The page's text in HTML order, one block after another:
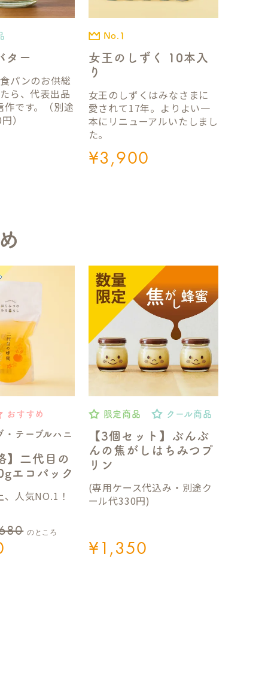
ター
パンのお供総
ら、代表出品
作です。（別途
）
No.1
女王のしずく 10本入
り
女王のしずくはみなさまに
愛されて17年。よりよい一
本にリニューアルいたしまし
た。
¥3,900
おすすめ
・テーブルハニ
】二代目の
エコパック
人気NO.1！
のところ
限定商品 クール商品
【3個セット】ぶんぶ
んの焦がしはちみつプ
リン
(専用ケース代込み・別途ク
ール代330円)
¥1,350